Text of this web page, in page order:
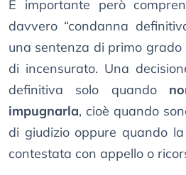
È importante però
davvero “condanna
una sentenza di primo
di incensurato. Una
definitiva solo quando
impugnarla, cioè quando
di giudizio oppure quando
contestata con appello o